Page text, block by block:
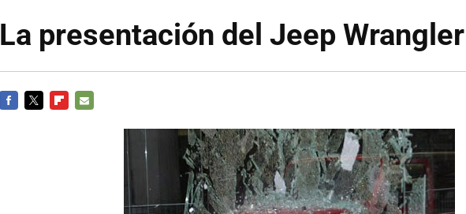
La presentación del Jeep Wrangler